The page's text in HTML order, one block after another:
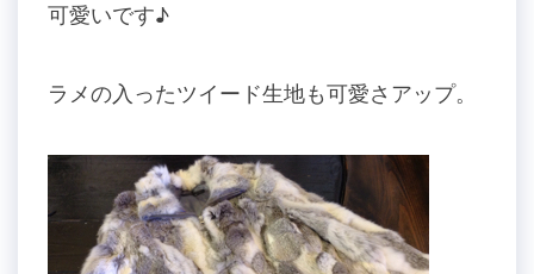
可愛いです♪
ラメの入ったツイード生地も可愛さアップ。